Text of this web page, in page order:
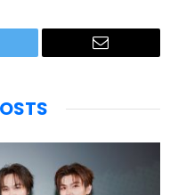
Email